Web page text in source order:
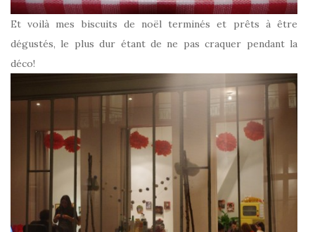
Et voilà mes biscuits de noël terminés et prêts à être
dégustés, le plus dur étant de ne pas craquer pendant la
déco!